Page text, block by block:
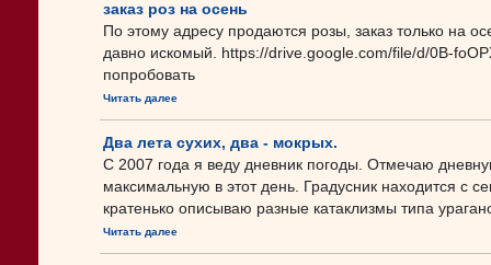
заказ роз на осень
По этому адресу продаются розы, заказ только на
давно искомый. https://drive.google.com/file/d/0B-
попробовать
Читать далее
Два лета сухих, два - мокрых.
С 2007 года я веду дневник погоды. Отмечаю
максимальную в этот день. Градусник находится с
кратенько описываю разные катаклизмы типа
Читать далее